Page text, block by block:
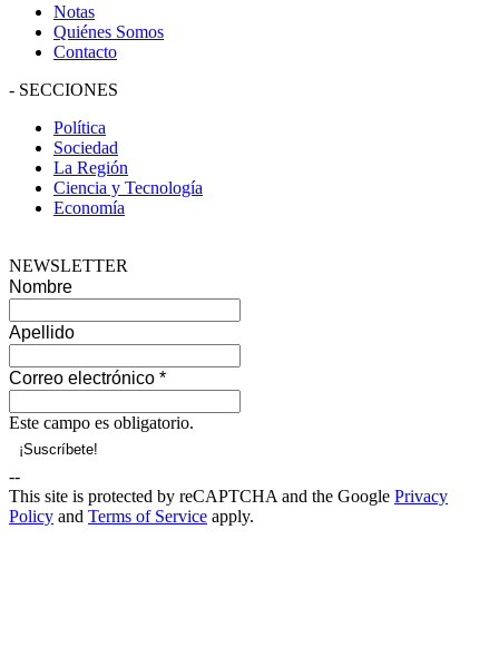
Notas
Quiénes Somos
Contacto
- SECCIONES
Política
Sociedad
La Región
Ciencia y Tecnología
Economía
NEWSLETTER
Nombre
Apellido
Correo electrónico *
Este campo es obligatorio.
--
This site is protected by reCAPTCHA and the Google Privacy
Policy and Terms of Service apply.